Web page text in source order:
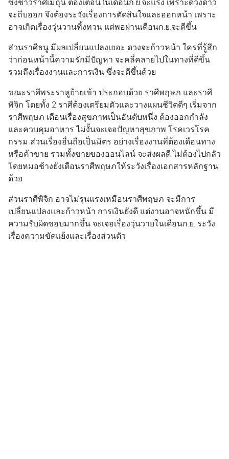
ซึ่งชาวราศีเมถุน ต้องเตือนในเดือนก.ย.จะแรง เพราะดวงดาว
จะถีบออก จึงต้องระวังเรื่องการตัดสินใจและออกหน้า เพราะ
อาจเกิดเรื่องวุ่นวานทิ้งทวน แต่พอผ่านเดือนก.ย.จะดีขึ้น
ส่วนราศีธนู มีผลเปลี่ยนแปลงเยอะ ดวงจะก้าวหน้า ใครที่รู้สึก
ว่าก่อนหน้านี้ความรักมีปัญหา จะคลี่คลายไปในทางที่ดีขึ้น
รวมถึงเรื่องงานและการเงิน ซึ่งจะดีขึ้นด้วย
ขณะราศีพระราหูย้ายเข้า ประกอบด้วย ราศีพฤษภ และราศี
พิจิก โดยทั้ง 2 ราศีต้องเตรียมตัวและวางแผนชีวิตดีๆ เริ่มจาก
ราศีพฤษภ เตือนเรื่องสุขภาพเป็นอันดับหนึ่ง ต้องออกกำลัง
และควบคุมอาหาร ไม่งั้นจะเจอปัญหาสุขภาพ โรคเวรโรค
กรรม ส่วนเรื่องอื่นถือเป็นมิตร อย่างเรื่องงานที่ต้องเดือนทาง
หรือค้าขาย รวมทั้งขายของออนไลน์ จะส่งผลดี ไม่ต้องไปกลัว
โดยหมอช้างยังเตือนราศีพฤษภให้ระวังเรื่องเอกสารหลักฐาน
ด้วย
ส่วนราศีพิจิก อาจไม่รุนแรงเหมือนราศีพฤษภ จะมีการ
เปลี่ยนแปลงและก้าวหน้า การเงินยังดี แต่งานอาจหนักขึ้น มี
ความรับผิดชอบมากขึ้น จะเจอเรื่องวุ่นวายในเดือนก.ย. ระวัง
เรื่องความขัดแย้งและเรื่องส่วนตัว